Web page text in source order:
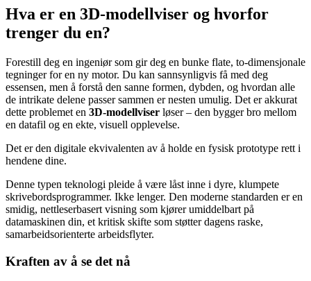
Hva er en 3D-modellviser og hvorfor
trenger du en?
Forestill deg en ingeniør som gir deg en bunke flate, to-dimensjonale
tegninger for en ny motor. Du kan sannsynligvis få med deg
essensen, men å forstå den sanne formen, dybden, og hvordan alle
de intrikate delene passer sammen er nesten umulig. Det er akkurat
dette problemet en 3D-modellviser løser – den bygger bro mellom
en datafil og en ekte, visuell opplevelse.
Det er den digitale ekvivalenten av å holde en fysisk prototype rett i
hendene dine.
Denne typen teknologi pleide å være låst inne i dyre, klumpete
skrivebordsprogrammer. Ikke lenger. Den moderne standarden er en
smidig, nettleserbasert visning som kjører umiddelbart på
datamaskinen din, et kritisk skifte som støtter dagens raske,
samarbeidsorienterte arbeidsflyter.
Kraften av å se det nå